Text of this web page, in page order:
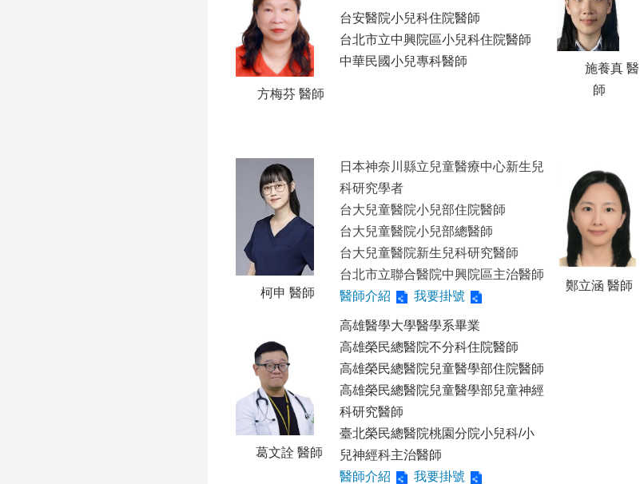
方梅芬 醫師
台安醫院小兒科住院醫師
台北市立中興院區小兒科住院醫師
中華民國小兒專科醫師
施養真 醫
師
柯申 醫師
日本神奈川縣立兒童醫療中心新生兒
科研究學者
台大兒童醫院小兒部住院醫師
台大兒童醫院小兒部總醫師
台大兒童醫院新生兒科研究醫師
台北市立聯合醫院中興院區主治醫師
醫師介紹
我要掛號
鄭立涵 醫師
葛文詮 醫師
高雄醫學大學醫學系畢業
高雄榮民總醫院不分科住院醫師
高雄榮民總醫院兒童醫學部住院醫師
高雄榮民總醫院兒童醫學部兒童神經
科研究醫師
臺北榮民總醫院桃園分院小兒科/小
兒神經科主治醫師
醫師介紹
我要掛號